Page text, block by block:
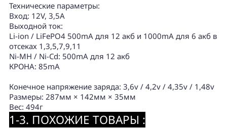
Технические параметры:
Вход: 12V, 3,5A
Выходной ток:
Li-ion / LiFePO4 500mA для 12 акб и 1000mA для 6 акб в
отсеках 1,3,5,7,9,11
Ni-MH / Ni-Cd: 500mА для 12 акб
КРОНА: 85mA
Конечное напряжение заряда: 3,6v / 4,2v / 4,35v / 1,48v
Размеры: 287мм × 142мм × 35мм
Вес: 494г
1-3. ПОХОЖИЕ ТОВАРЫ :